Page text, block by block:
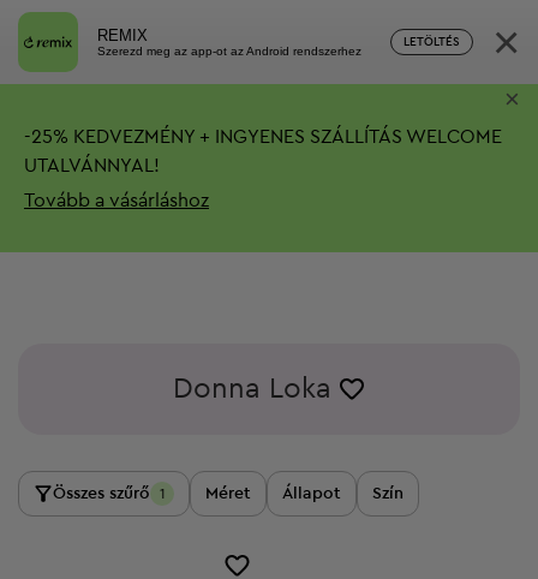
REMIX
Szerezd meg az app-ot az Android rendszerhez
LETÖLTÉS ×
-25% KEDVEZMÉNY + INGYENES SZÁLLÍTÁS WELCOME
UTALVÁNNYAL!
Tovább a vásárláshoz
×
Donna Loka
Összes szűrő 1 Méret Állapot Szín